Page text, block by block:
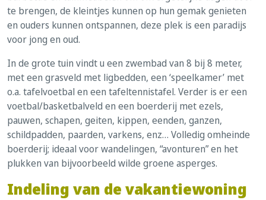
te brengen, de kleintjes kunnen op hun gemak genieten
en ouders kunnen ontspannen, deze plek is een paradijs
voor jong en oud.
In de grote tuin vindt u een zwembad van 8 bij 8 meter,
met een grasveld met ligbedden, een ‘speelkamer’ met
o.a. tafelvoetbal en een tafeltennistafel. Verder is er een
voetbal/basketbalveld en een boerderij met ezels,
pauwen, schapen, geiten, kippen, eenden, ganzen,
schildpadden, paarden, varkens, enz… Volledig omheinde
boerderij; ideaal voor wandelingen, “avonturen” en het
plukken van bijvoorbeeld wilde groene asperges.
Indeling van de vakantiewoning